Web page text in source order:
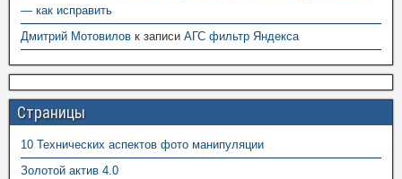
— как исправить
Дмитрий Мотовилов к записи АГС фильтр Яндекса
Страницы
10 Технических аспектов фото манипуляции
Золотой актив 4.0